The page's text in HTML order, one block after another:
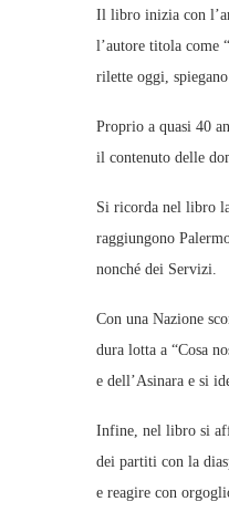
Il libro inizia con
l’autore titola come
rilette oggi,
Proprio a quasi 40
il contenuto delle
Si ricorda nel libro
raggiungono
nonché dei Servizi.
Con una Nazione
dura lotta a “Cosa
e dell’Asinara e si
Infine, nel libro si
dei partiti con la
e reagire con